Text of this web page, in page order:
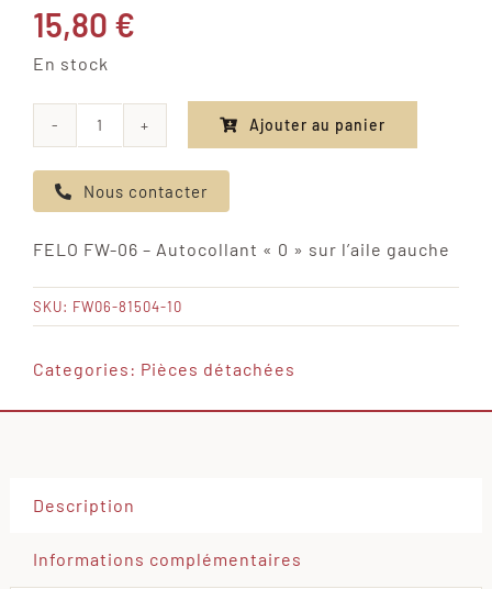
15,80 €
En stock
de
FELO
06
-
Autocollant
l'aile
Ajouter au panier
Nous contacter
FELO FW-06 – Autocollant « 0 » sur l’aile gauche
SKU: FW06-81504-10
Categories: Pièces détachées
Description
Informations complémentaires